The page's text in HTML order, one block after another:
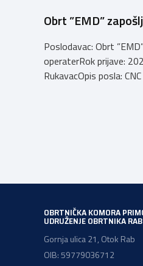
Obrt ”EMD”
Poslodavac: Obrt
operaterRok prijave:
RukavacOpis posla:
OBRTNIČKA KOMORA
UDRUŽENJE OBRTNIKA RAB
Gornja ulica 21, Otok Rab
OIB: 59779036712